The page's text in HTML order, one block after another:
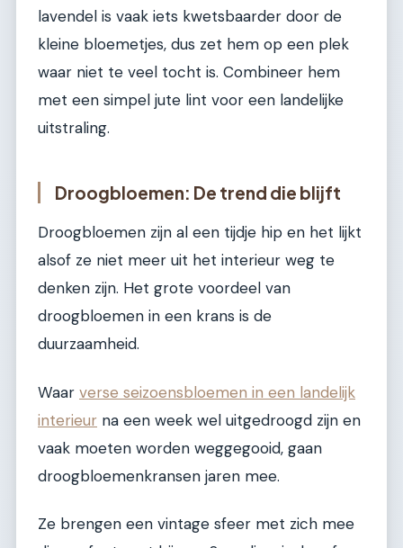
lavendel is vaak iets kwetsbaarder door de
kleine bloemetjes, dus zet hem op een plek
waar niet te veel tocht is. Combineer hem
met een simpel jute lint voor een landelijke
uitstraling.
Droogbloemen: De trend die blijft
Droogbloemen zijn al een tijdje hip en het lijkt
alsof ze niet meer uit het interieur weg te
denken zijn. Het grote voordeel van
droogbloemen in een krans is de
duurzaamheid.
Waar verse seizoensbloemen in een landelijk
interieur na een week wel uitgedroogd zijn en
vaak moeten worden weggegooid, gaan
droogbloemenkransen jaren mee.
Ze brengen een vintage sfeer met zich mee